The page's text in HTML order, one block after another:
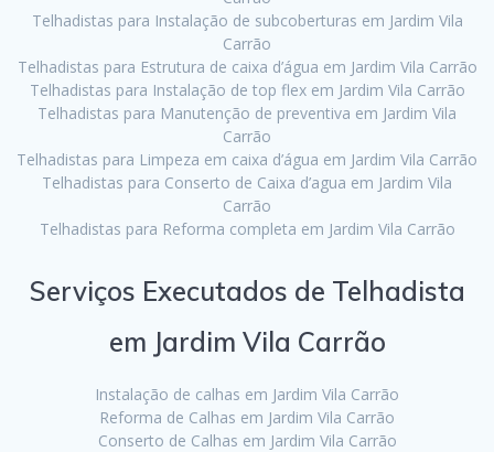
Telhadistas para Instalação de subcoberturas em Jardim Vila
Carrão
Telhadistas para Estrutura de caixa d’água em Jardim Vila Carrão
Telhadistas para Instalação de top flex em Jardim Vila Carrão
Telhadistas para Manutenção de preventiva em Jardim Vila
Carrão
Telhadistas para Limpeza em caixa d’água em Jardim Vila Carrão
Telhadistas para Conserto de Caixa d’agua em Jardim Vila
Carrão
Telhadistas para Reforma completa em Jardim Vila Carrão
Serviços Executados de Telhadista
em Jardim Vila Carrão
Instalação de calhas em Jardim Vila Carrão
Reforma de Calhas em Jardim Vila Carrão
Conserto de Calhas em Jardim Vila Carrão